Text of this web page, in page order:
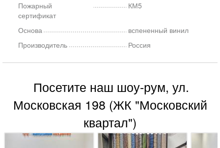
Пожарный
сертификат
КМ5
Основа
вспененный винил
Производитель
Россия
Посетите наш шоу-рум, ул.
Московская 198 (ЖК "Московский
квартал")